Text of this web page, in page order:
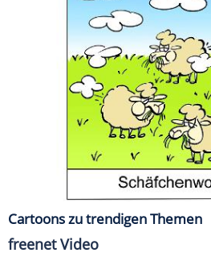
Cartoons zu trendigen Themen
freenet Video